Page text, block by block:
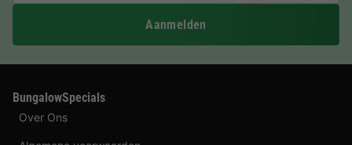
Aanmelden
BungalowSpecials
Over Ons